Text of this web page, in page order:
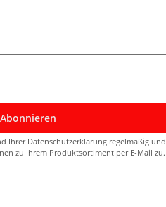
Abonnieren
Ihrer Datenschutzerklärung regelmäßig und
zu Ihrem Produktsortiment per E-Mail zu.